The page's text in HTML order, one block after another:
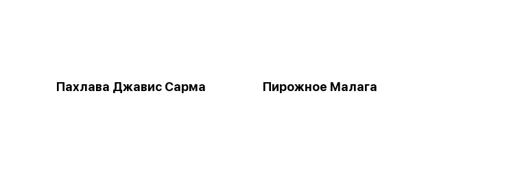
Пахлава Джавис Сарма Пирожное Малага